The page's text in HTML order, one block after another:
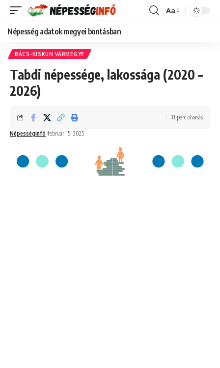
Font
Aa
Népesség adatok megyei bontásban
BÁCS-KISKUN VÁRMEGYE
Tabdi népessége, lakossága (2020 –
2026)
Népességinfó február 15, 2025
11 perc olvasás